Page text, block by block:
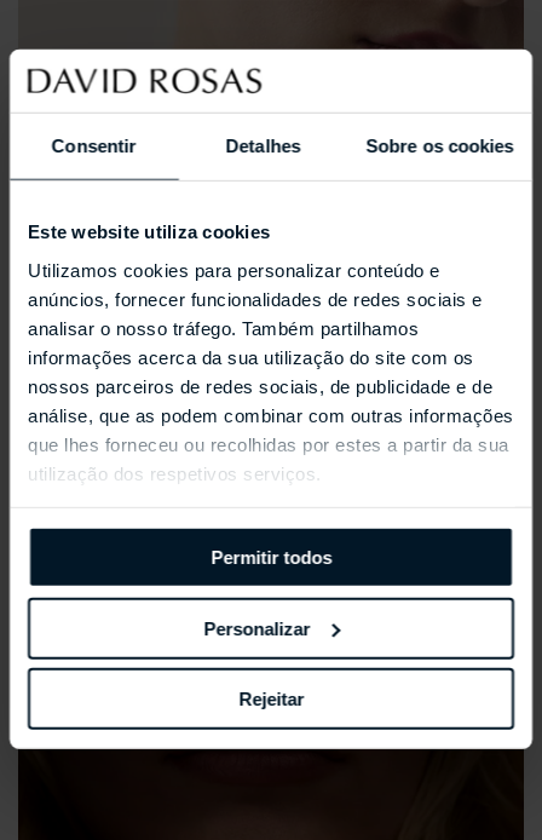
Consentir Detalhes Sobre os cookies
Este website utiliza cookies
Utilizamos cookies para personalizar conteúdo e
anúncios, fornecer funcionalidades de redes sociais e
analisar o nosso tráfego. Também partilhamos
informações acerca da sua utilização do site com os
nossos parceiros de redes sociais, de publicidade e de
análise, que as podem combinar com outras informações
que lhes forneceu ou recolhidas por estes a partir da sua
utilização dos respetivos serviços.
Permitir todos
Personalizar
Rejeitar
REPOSSI ANTIFER